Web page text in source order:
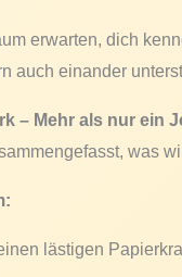
erwarten, dich
auch einander
– Mehr als nur ein
was
lästigen